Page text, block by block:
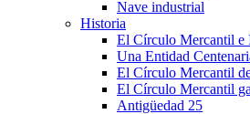
Nave industrial
Historia
El Círculo Mercantil e
Una Entidad
El Círculo Mercantil
El Círculo Mercantil
Antigüedad 25